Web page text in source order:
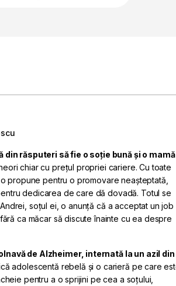
din răsputeri să fie o soție bună și o mamă
chiar cu prețul propriei cariere. Cu toate
propune pentru o promovare neașteptată,
dedicarea de care dă dovadă. Totul se
soțul ei, o anunță că a acceptat un job
ca măcar să discute înainte cu ea despre
de Alzheimer, internată la un azil din
adolescentă rebelă și o carieră pe care
pentru a o sprijini pe cea a soțului,